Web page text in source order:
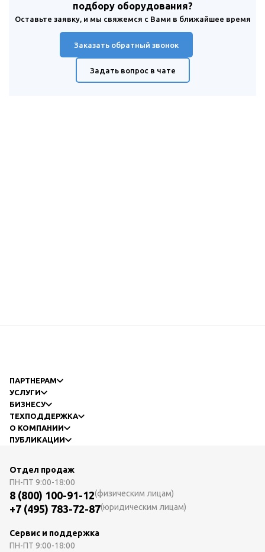
подбору оборудования?
Оставьте заявку, и мы свяжемся с Вами в ближайшее время
Заказать обратный звонок
Задать вопрос в чате
ПАРТНЕРАМ
УСЛУГИ
БИЗНЕСУ
ТЕХПОДДЕРЖКА
О КОМПАНИИ
ПУБЛИКАЦИИ
Отдел продаж
ПН-ПТ 9:00-18:00
8 (800) 100-91-12(физическим лицам)
+7 (495) 783-72-87(юридическим лицам)
Сервис и поддержка
ПН-ПТ 9:00-18:00